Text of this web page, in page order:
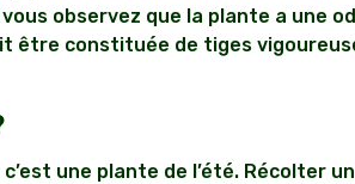
observez que la plante a une
être constituée de tiges
une plante de l’été. Récolter